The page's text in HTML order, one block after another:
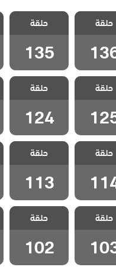
الفناء
الحلقة
136
حلقة
مسلسل الفناء
مدبلج الحلقة
135
حلقة
135
الفناء
الحلقة
125
حلقة
مسلسل الفناء
مدبلج الحلقة
124
حلقة
124
الفناء
الحلقة
114
حلقة
مسلسل الفناء
مدبلج الحلقة
113
حلقة
113
الفناء
الحلقة
103
حلقة
مسلسل الفناء
مدبلج الحلقة
102
حلقة
102